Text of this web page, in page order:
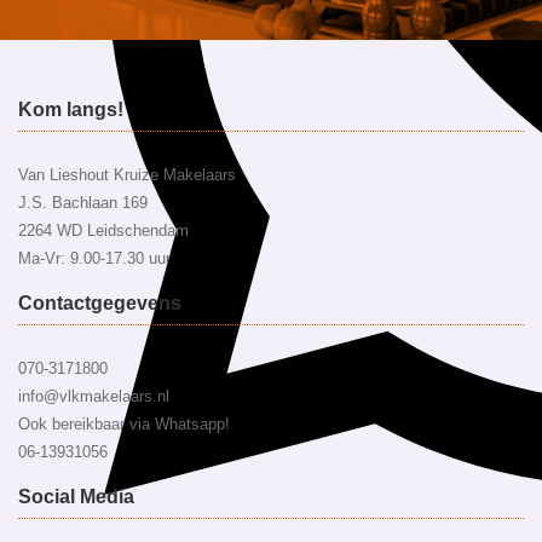
Kom langs!
Van Lieshout Kruize Makelaars
J.S. Bachlaan 169
2264 WD Leidschendam
Ma-Vr: 9.00-17.30 uur
Contactgegevens
070-3171800
info@vlkmakelaars.nl
Ook bereikbaar via Whatsapp!
06-13931056
Social Media